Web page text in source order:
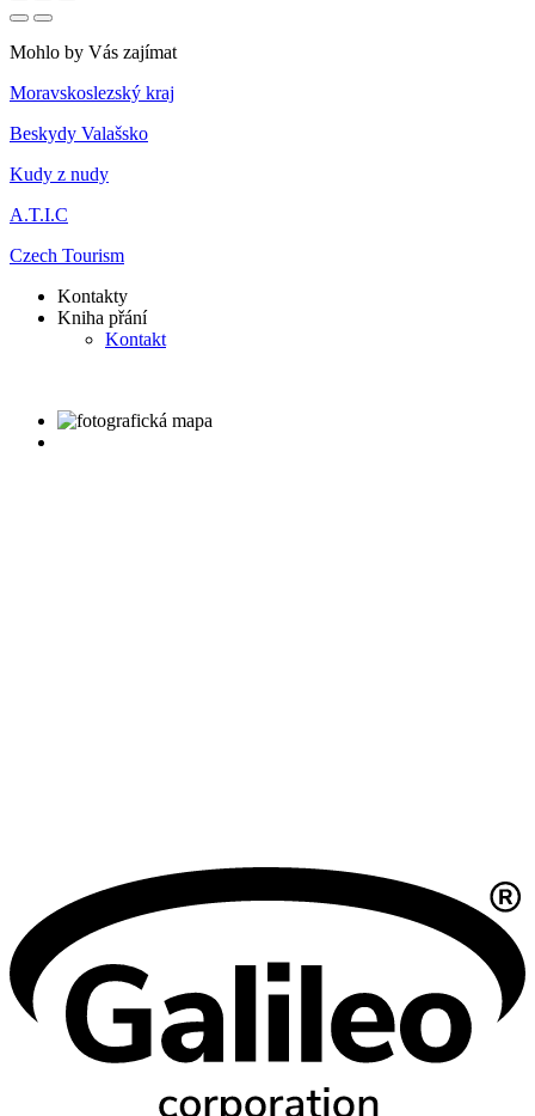
Mohlo by Vás zajímat
Moravskoslezský kraj
Beskydy Valašsko
Kudy z nudy
A.T.I.C
Czech Tourism
Kontakty
Kniha přání
Kontakt